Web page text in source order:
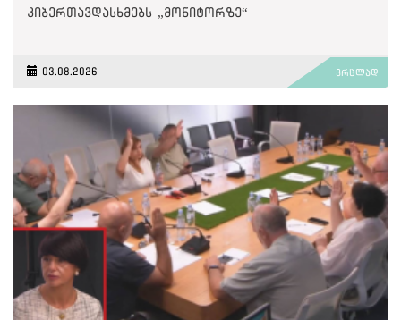
კიბერთავდასხმებს „მონიტორზე“
03.08.2026 ვრცლად